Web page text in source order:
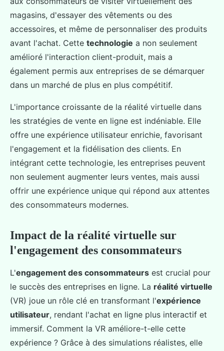
magasins, d'essayer des vêtements ou des
accessoires, et même de personnaliser des produits
avant l'achat. Cette technologie a non seulement
amélioré l'interaction client-produit, mais a
également permis aux entreprises de se démarquer
dans un marché de plus en plus compétitif.
L'importance croissante de la réalité virtuelle dans
les stratégies de vente en ligne est indéniable. Elle
offre une expérience utilisateur enrichie, favorisant
l'engagement et la fidélisation des clients. En
intégrant cette technologie, les entreprises peuvent
non seulement augmenter leurs ventes, mais aussi
offrir une expérience unique qui répond aux attentes
des consommateurs modernes.
Impact de la réalité virtuelle sur
l'engagement des consommateurs
L'engagement des consommateurs est crucial pour
le succès des entreprises en ligne. La réalité virtuelle
(VR) joue un rôle clé en transformant l'expérience
utilisateur, rendant l'achat en ligne plus interactif et
immersif. Comment la VR améliore-t-elle cette
expérience ? Grâce à des simulations réalistes, elle